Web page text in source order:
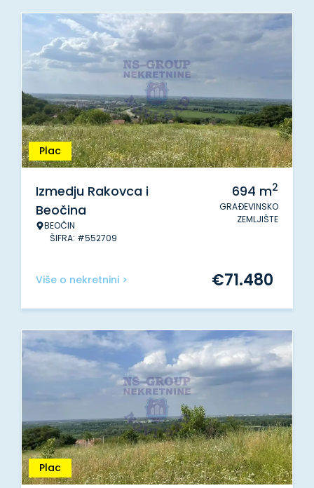
Plac
Izmedju Rakovca i
Beočina
BEOČIN
ŠIFRA: #552709
694 m2
GRAĐEVINSKO
ZEMLJIŠTE
Više o nekretnini > €71.480
Plac